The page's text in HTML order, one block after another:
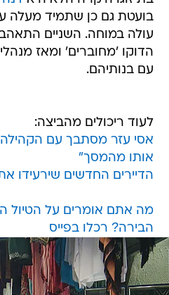
בועטת גם כן שתמיד
עולה במוחה. השניים
הדוקו 'מחוברים' ומאז
עם בנותיהם.
לעוד ריכולים מהביצה:
אסי עזר מסתבך עם
אותו מהמסך"
הדיירים החדשים שירעידו
מה אתם אומרים על הטיול
הבירה? רכלו בפייס